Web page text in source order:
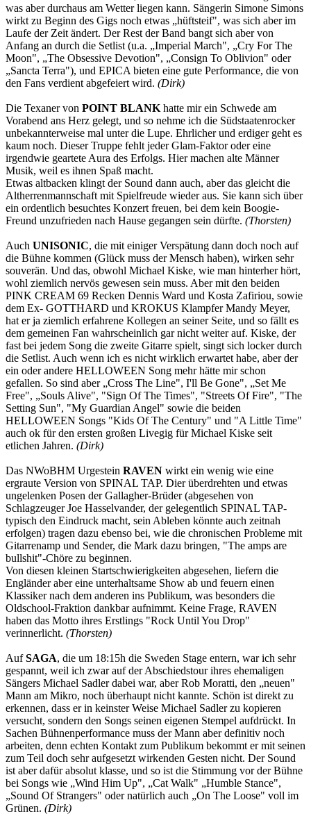
was aber durchaus am Wetter liegen kann. Sängerin Simone Simons
wirkt zu Beginn des Gigs noch etwas „hüftsteif", was sich aber im
Laufe der Zeit ändert. Der Rest der Band bangt sich aber von
Anfang an durch die Setlist (u.a. „Imperial March", „Cry For The
Moon", „The Obsessive Devotion", „Consign To Oblivion" oder
„Sancta Terra"), und EPICA bieten eine gute Performance, die von
den Fans verdient abgefeiert wird. (Dirk)
Die Texaner von POINT BLANK hatte mir ein Schwede am
Vorabend ans Herz gelegt, und so nehme ich die Südstaatenrocker
unbekannterweise mal unter die Lupe. Ehrlicher und erdiger geht es
kaum noch. Dieser Truppe fehlt jeder Glam-Faktor oder eine
irgendwie geartete Aura des Erfolgs. Hier machen alte Männer
Musik, weil es ihnen Spaß macht.
Etwas altbacken klingt der Sound dann auch, aber das gleicht die
Altherrenmannschaft mit Spielfreude wieder aus. Sie kann sich über
ein ordentlich besuchtes Konzert freuen, bei dem kein Boogie-
Freund unzufrieden nach Hause gegangen sein dürfte. (Thorsten)
Auch UNISONIC, die mit einiger Verspätung dann doch noch auf
die Bühne kommen (Glück muss der Mensch haben), wirken sehr
souverän. Und das, obwohl Michael Kiske, wie man hinterher hört,
wohl ziemlich nervös gewesen sein muss. Aber mit den beiden
PINK CREAM 69 Recken Dennis Ward und Kosta Zafiriou, sowie
dem Ex- GOTTHARD und KROKUS Klampfer Mandy Meyer,
hat er ja ziemlich erfahrene Kollegen an seiner Seite, und so fällt es
dem gemeinen Fan wahrscheinlich gar nicht weiter auf. Kiske, der
fast bei jedem Song die zweite Gitarre spielt, singt sich locker durch
die Setlist. Auch wenn ich es nicht wirklich erwartet habe, aber der
ein oder andere HELLOWEEN Song mehr hätte mir schon
gefallen. So sind aber „Cross The Line", I'll Be Gone", „Set Me
Free", „Souls Alive", "Sign Of The Times", "Streets Of Fire", "The
Setting Sun", "My Guardian Angel" sowie die beiden
HELLOWEEN Songs "Kids Of The Century" und "A Little Time"
auch ok für den ersten großen Livegig für Michael Kiske seit
etlichen Jahren. (Dirk)
Das NWoBHM Urgestein RAVEN wirkt ein wenig wie eine
ergraute Version von SPINAL TAP. Dier überdrehten und etwas
ungelenken Posen der Gallagher-Brüder (abgesehen von
Schlagzeuger Joe Hasselvander, der gelegentlich SPINAL TAP-
typisch den Eindruck macht, sein Ableben könnte auch zeitnah
erfolgen) tragen dazu ebenso bei, wie die chronischen Probleme mit
Gitarrenamp und Sender, die Mark dazu bringen, "The amps are
bullshit"-Chöre zu beginnen.
Von diesen kleinen Startschwierigkeiten abgesehen, liefern die
Engländer aber eine unterhaltsame Show ab und feuern einen
Klassiker nach dem anderen ins Publikum, was besonders die
Oldschool-Fraktion dankbar aufnimmt. Keine Frage, RAVEN
haben das Motto ihres Erstlings "Rock Until You Drop"
verinnerlicht. (Thorsten)
AufSAGA, die um 18:15h die Sweden Stage entern, war ich sehr
gespannt, weil ich zwar auf der Abschiedstour ihres ehemaligen
Sängers Michael Sadler dabei war, aber Rob Moratti, den „neuen"
Mann am Mikro, noch überhaupt nicht kannte. Schön ist direkt zu
erkennen, dass er in keinster Weise Michael Sadler zu kopieren
versucht, sondern den Songs seinen eigenen Stempel aufdrückt. In
Sachen Bühnenperformance muss der Mann aber definitiv noch
arbeiten, denn echten Kontakt zum Publikum bekommt er mit seinen
zum Teil doch sehr aufgesetzt wirkenden Gesten nicht. Der Sound
ist aber dafür absolut klasse, und so ist die Stimmung vor der Bühne
bei Songs wie „Wind Him Up", „Cat Walk" „Humble Stance",
„Sound Of Strangers" oder natürlich auch „On The Loose" voll im
Grünen. (Dirk)